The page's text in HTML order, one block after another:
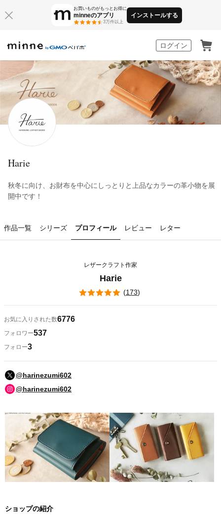
お買いものがもっとお得に
minneのアプリ
3万件以上
インストールする
ログイン
Harie
秋冬に向け、お財布を中心にしっとりと上品なカラーの革小物を展
開中です！
作品一覧 シリーズ プロフィール レビュー レター
レザークラフト作家
Harie
(173)
お気に入りされた数6776
フォロワー537
フォロー3
@harinezumi602
@harinezumi602
ショップの紹介